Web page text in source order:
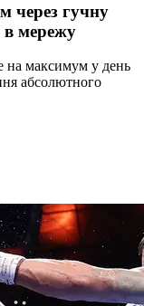
через гучну
в мережу
на максимум у день
абсолютного